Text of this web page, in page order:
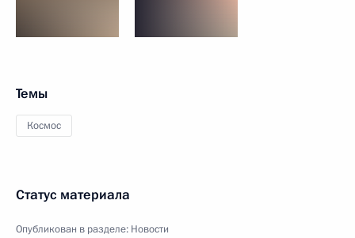
Темы
Космос
Статус материала
Опубликован в разделе: Новости